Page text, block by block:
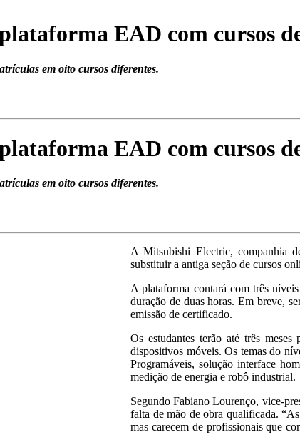
EAD com cursos
em oito cursos diferentes.
EAD com cursos
em oito cursos diferentes.
A Mitsubishi Electric, companhia
substituir a antiga seção de cursos
A plataforma contará com três
duração de duas horas. Em breve,
emissão de certificado.
Os estudantes terão até três
dispositivos móveis. Os temas do
Programáveis, solução interface
medição de energia e robô industrial.
Segundo Fabiano Lourenço, vice-
falta de mão de obra qualificada.
mas carecem de profissionais que